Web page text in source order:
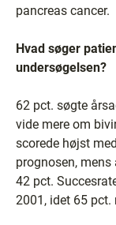
pancreas cancer.
Hvad søger
undersøgelsen?
62 pct. søgte
vide mere om
scorede højst
prognosen,
42 pct.
2001, idet 65 pct.